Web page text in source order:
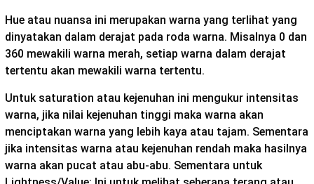
Hue atau nuansa ini merupakan warna yang terlihat yang
dinyatakan dalam derajat pada roda warna. Misalnya 0 dan
360 mewakili warna merah, setiap warna dalam derajat
tertentu akan mewakili warna tertentu.
Untuk saturation atau kejenuhan ini mengukur intensitas
warna, jika nilai kejenuhan tinggi maka warna akan
menciptakan warna yang lebih kaya atau tajam. Sementara
jika intensitas warna atau kejenuhan rendah maka hasilnya
warna akan pucat atau abu-abu. Sementara untuk